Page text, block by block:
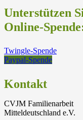
Unterstützen
Online-
Twingle-Spende
Paypal-Spende
Kontakt
CVJM Familienarbeit
Mitteldeutschland e.V.